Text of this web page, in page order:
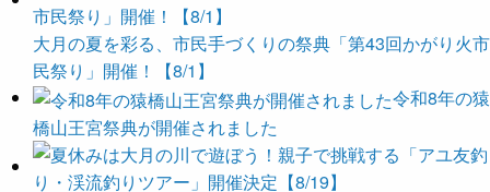
大月の夏を彩る、市民手づくりの祭典「第43回かがり火市
民祭り」開催！【8/1】
令和8年の猿
橋山王宮祭典が開催されました